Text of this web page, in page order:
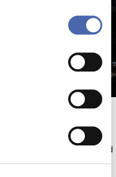
- og kan altid trække
de risici, din virksomhed
markeder.